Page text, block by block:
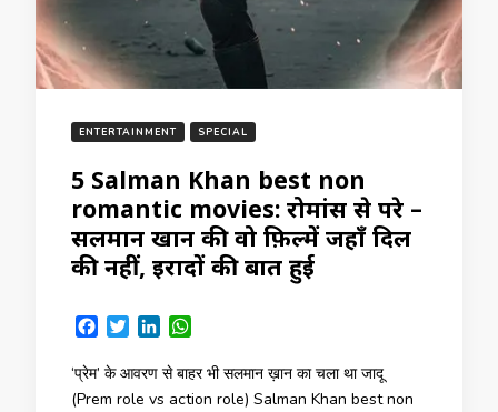
ENTERTAINMENT SPECIAL
5 Salman Khan best non
romantic movies: रोमांस से परे –
सलमान खान की वो फ़िल्में जहाँ दिल
की नहीं, इरादों की बात हुई
Facebook
TwitterLinkedIn
‘प्रेम’ के आवरण से बाहर भी सलमान ख़ान का चला था जादू
(Prem role vs action role) Salman Khan best non